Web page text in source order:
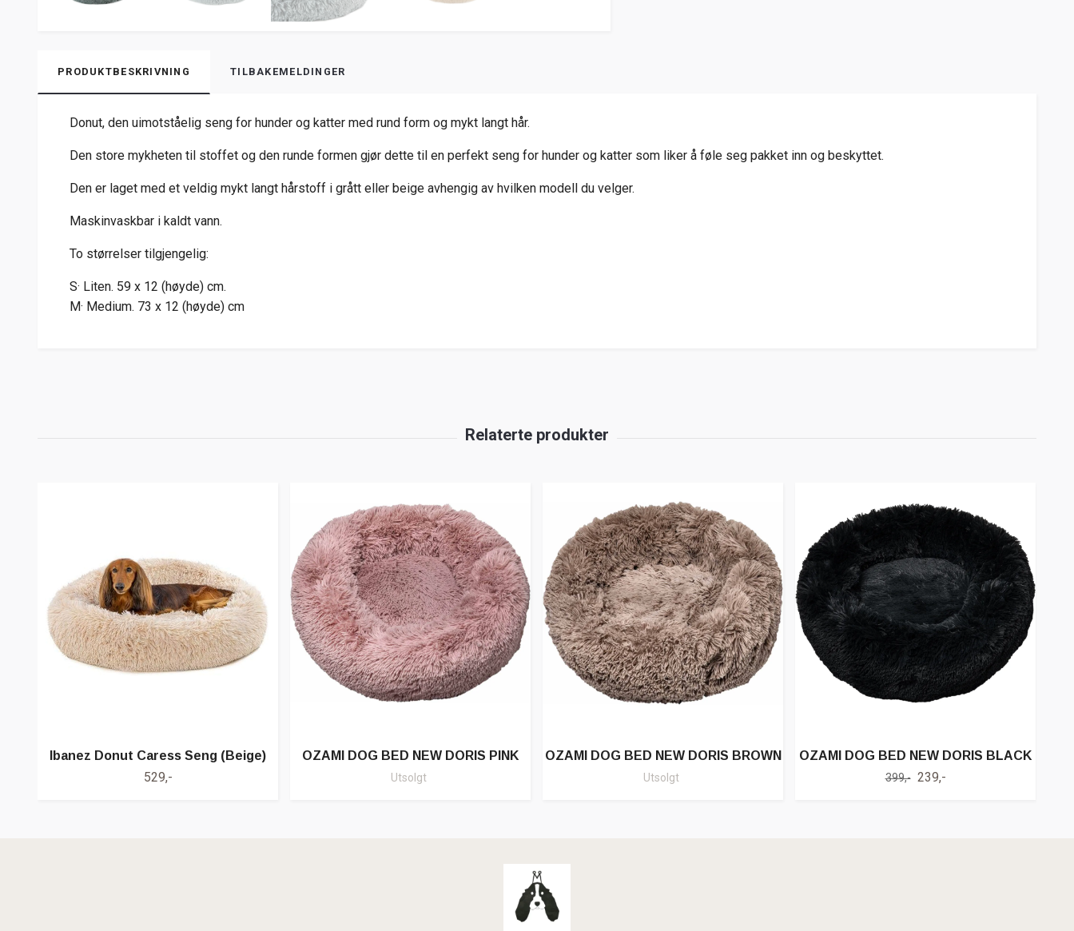
PRODUKTBESKRIVNING TILBAKEMELDINGER
Donut, den uimotståelig seng for hunder og katter med rund form og mykt langt hår.
Den store mykheten til stoffet og den runde formen gjør dette til en perfekt seng for hunder og katter som liker å føle seg pakket inn og beskyttet.
Den er laget med et veldig mykt langt hårstoff i grått eller beige avhengig av hvilken modell du velger.
Maskinvaskbar i kaldt vann.
To størrelser tilgjengelig:
S· Liten. 59 x 12 (høyde) cm.
M· Medium. 73 x 12 (høyde) cm
Ibanez Donut Caress Seng (Beige)
529,-
OZAMI DOG BED NEW DORIS PINK
Utsolgt
OZAMI DOG BED NEW DORIS BROWN
Utsolgt
OZAMI DOG BED NEW DORIS BLACK
399,- 239,-